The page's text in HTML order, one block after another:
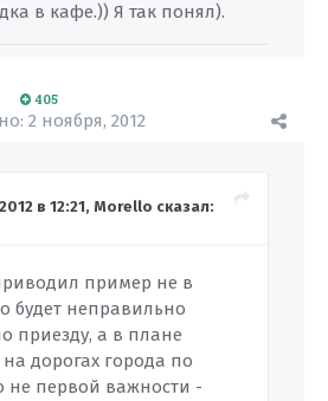
в кафе.)) Я так понял).
405
2 ноября, 2012
в 12:21, Morello сказал:
пример не в
будет неправильно
приезду, а в плане
дорогах города по
не первой важности -